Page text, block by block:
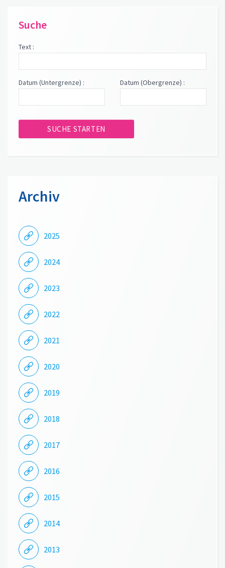
Suche
Text :
Datum (Untergrenze) : Datum (Obergrenze) :
Archiv
2025
2024
2023
2022
2021
2020
2019
2018
2017
2016
2015
2014
2013